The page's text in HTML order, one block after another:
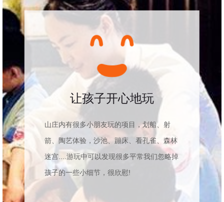
让孩子开心地玩
山庄内有很多小朋友玩的项目，划船、射
箭、陶艺体验，沙池、蹦床、看孔雀、森林
迷宫....游玩中可以发现很多平常我们忽略掉
孩子的一些小细节，很欣慰!